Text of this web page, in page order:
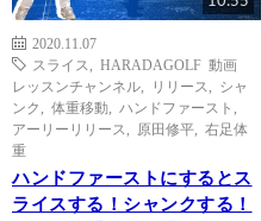
2020.11.07
スライス
HARADAGOLF 動画
レッスンチャンネル
リリース
シャ
ンク
体重移動 ハンドファースト
アーリーリリース
原田修平
右足体
重
ハンドファーストにするとス
ライスする！シャンクする！